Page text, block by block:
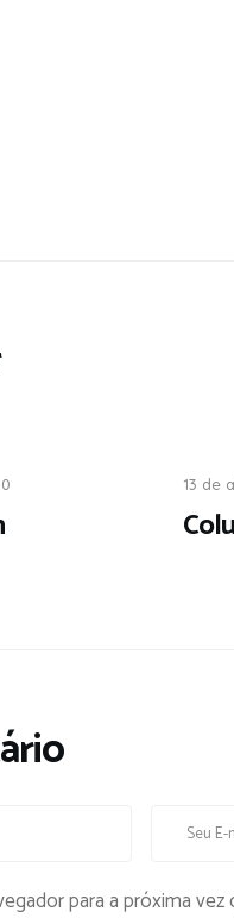
0 13 de
para a próxima